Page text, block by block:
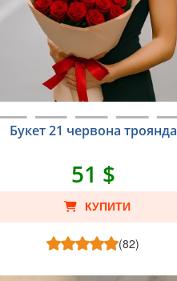
Букет 21 червона троянда
51 $
КУПИТИ
(82)